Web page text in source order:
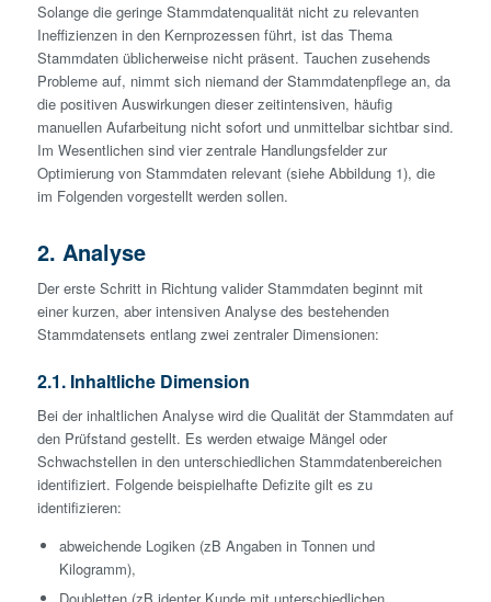
Solange die geringe Stammdatenqualität nicht zu relevanten
Ineffizienzen in den Kernprozessen führt, ist das Thema
Stammdaten üblicherweise nicht präsent. Tauchen zusehends
Probleme auf, nimmt sich niemand der Stammdatenpflege an, da
die positiven Auswirkungen dieser zeitintensiven, häufig
manuellen Aufarbeitung nicht sofort und unmittelbar sichtbar sind.
Im Wesentlichen sind vier zentrale Handlungsfelder zur
Optimierung von Stammdaten relevant (siehe Abbildung 1), die
im Folgenden vorgestellt werden sollen.
2. Analyse
Der erste Schritt in Richtung valider Stammdaten beginnt mit
einer kurzen, aber intensiven Analyse des bestehenden
Stammdatensets entlang zwei zentraler Dimensionen:
2.1. Inhaltliche Dimension
Bei der inhaltlichen Analyse wird die Qualität der Stammdaten auf
den Prüfstand gestellt. Es werden etwaige Mängel oder
Schwachstellen in den unterschiedlichen Stammdatenbereichen
identifiziert. Folgende beispielhafte Defizite gilt es zu
identifizieren:
abweichende Logiken (zB Angaben in Tonnen und
Kilogramm),
Doubletten (zB identer Kunde mit unterschiedlichen